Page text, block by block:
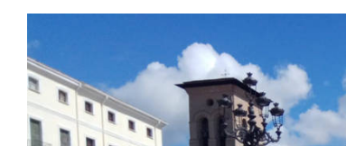
imagen
más
grande